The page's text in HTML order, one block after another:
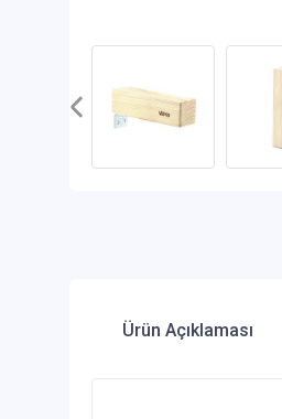
Ürün Açıklaması